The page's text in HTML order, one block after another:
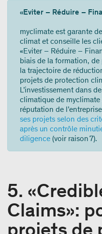
«Eviter – Réduire –
myclimate est garante
climat et conseille les
«Eviter – Réduire –
biais de la formation,
la trajectoire de
projets de protection
L’investissement dans
climatique de
réputation de
ses projets selon des
après un contrôle
diligence (voir raison 7).
5.
Claims»:
projets de